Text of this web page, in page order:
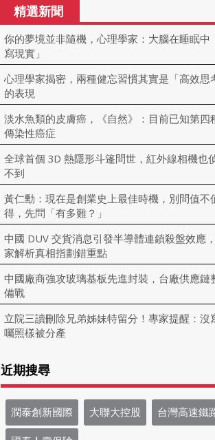
精選新聞
你的夢境並非隨機，心理學家：大腦在睡眠中
寫現實」
心理學家揭密，兩種健忘習慣其實是「高效思
的表現
淡水魚類的皮膚癌，《自然》：目前已知第四
傳染性癌症
全球首個 3D 熱隱形斗篷問世，紅外線相機也
不到
黃仁勳：現在是創業史上最佳時機，別問值不
得，先問「有多難？」
中國 DUV 交貨消息引發半導體連鎖殺盤效應
家解析真相指劃錯重點
中國廠商強攻玻璃基板先進封裝，台廠供應鏈
備戰
立院三讀刪除兄弟姊妹特留分！專家提醒：沒
囑照樣被分產
近期搜尋
潤泰創新國際 大聯大控股 台灣高速鐵